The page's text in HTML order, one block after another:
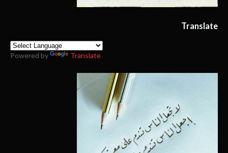
Translate
Powered by Translate